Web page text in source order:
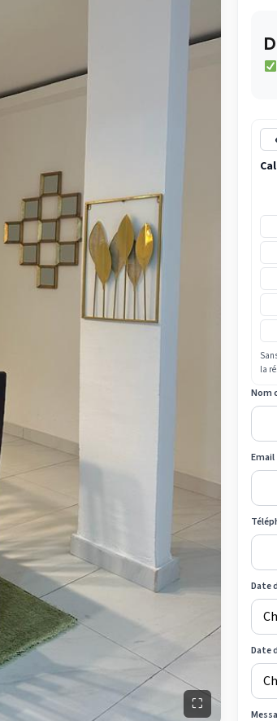
⛶
la
Nom
Email
Date
Date